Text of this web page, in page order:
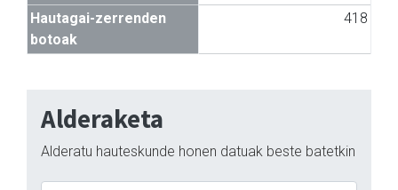
Hautagai-zerrenden
botoak
418
Alderaketa
Alderatu hauteskunde honen datuak beste batetkin